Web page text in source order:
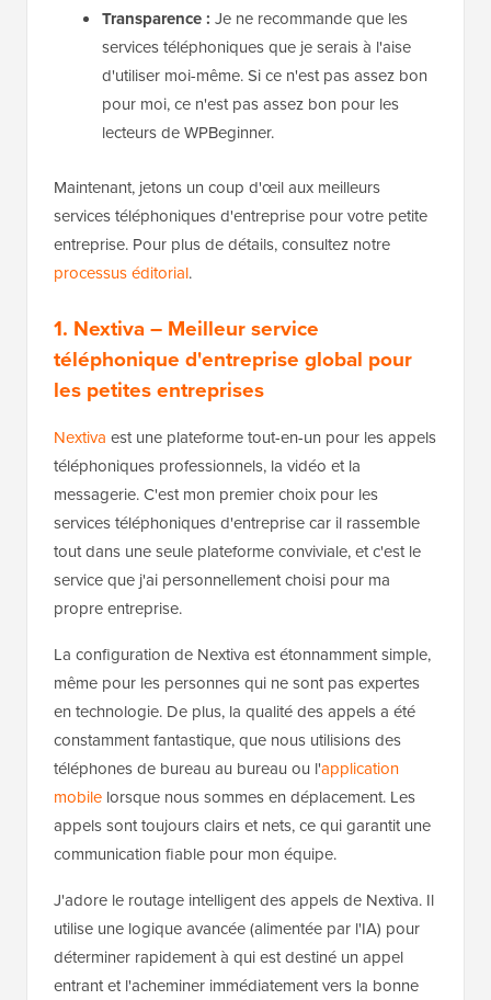
Transparence : Je ne recommande que les
services téléphoniques que je serais à l'aise
d'utiliser moi-même. Si ce n'est pas assez bon
pour moi, ce n'est pas assez bon pour les
lecteurs de WPBeginner.
Maintenant, jetons un coup d'œil aux meilleurs
services téléphoniques d'entreprise pour votre petite
entreprise. Pour plus de détails, consultez notre
processus éditorial.
1. Nextiva– Meilleur service
téléphonique d'entreprise global pour
les petites entreprises
Nextiva est une plateforme tout-en-un pour les appels
téléphoniques professionnels, la vidéo et la
messagerie. C'est mon premier choix pour les
services téléphoniques d'entreprise car il rassemble
tout dans une seule plateforme conviviale, et c'est le
service que j'ai personnellement choisi pour ma
propre entreprise.
La configuration de Nextiva est étonnamment simple,
même pour les personnes qui ne sont pas expertes
en technologie. De plus, la qualité des appels a été
constamment fantastique, que nous utilisions des
téléphones de bureau au bureau ou l'application
mobile lorsque nous sommes en déplacement. Les
appels sont toujours clairs et nets, ce qui garantit une
communication fiable pour mon équipe.
J'adore le routage intelligent des appels de Nextiva. Il
utilise une logique avancée (alimentée par l'IA) pour
déterminer rapidement à qui est destiné un appel
entrant et l'acheminer immédiatement vers la bonne